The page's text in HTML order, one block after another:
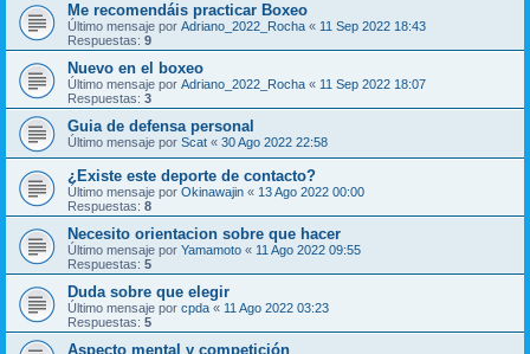
Me recomendáis practicar Boxeo
Último mensaje por Adriano_2022_Rocha « 11 Sep 2022 18:43
Respuestas: 9
Nuevo en el boxeo
Último mensaje por Adriano_2022_Rocha « 11 Sep 2022 18:07
Respuestas: 3
Guia de defensa personal
Último mensaje por Scat « 30 Ago 2022 22:58
¿Existe este deporte de contacto?
Último mensaje por Okinawajin « 13 Ago 2022 00:00
Respuestas: 8
Necesito orientacion sobre que hacer
Último mensaje por Yamamoto « 11 Ago 2022 09:55
Respuestas: 5
Duda sobre que elegir
Último mensaje por cpda « 11 Ago 2022 03:23
Respuestas: 5
Aspecto mental y competición